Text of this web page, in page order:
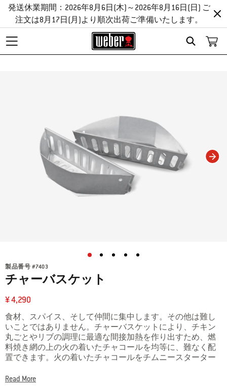
Search
発送休業期間：2026年8月6日(木)～2026年8月16日(日) ご
注文は8月17日(月)より順次出荷ご準備いたします。
製品番号 #7403
チャーバスケット
¥ 4,290
食材、スパイス、そして仲間に集中します。その他は難し
いことではありません。チャーバスケットにより、チキン
丸ごとやリブの調理に最適な間接加熱を作り出すため、燃
料焼き網の上の火の着いたチャコールを均等に、難なく配
置できます。火の着いたチャコールをチムニースターター
Read More